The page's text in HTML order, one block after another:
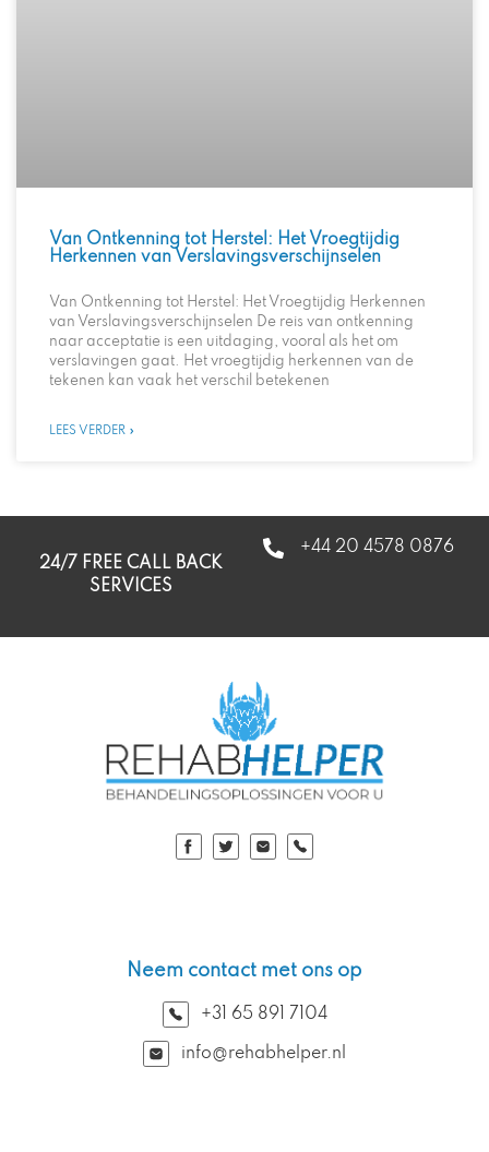
Van Ontkenning tot Herstel: Het Vroegtijdig
Herkennen van Verslavingsverschijnselen
Van Ontkenning tot Herstel: Het Vroegtijdig Herkennen
van Verslavingsverschijnselen De reis van ontkenning
naar acceptatie is een uitdaging, vooral als het om
verslavingen gaat. Het vroegtijdig herkennen van de
tekenen kan vaak het verschil betekenen
LEES VERDER »
24/7 FREE CALL BACK
SERVICES
+44 20 4578 0876
Neem contact met ons op
+31 65 891 7104
info@rehabhelper.nl